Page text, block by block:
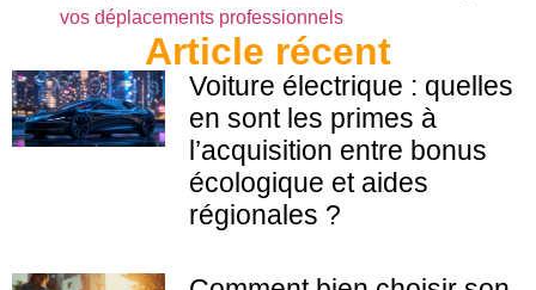
Article récent
Voiture électrique : quelles
en sont les primes à
l’acquisition entre bonus
écologique et aides
régionales ?
vos déplacements professionnels